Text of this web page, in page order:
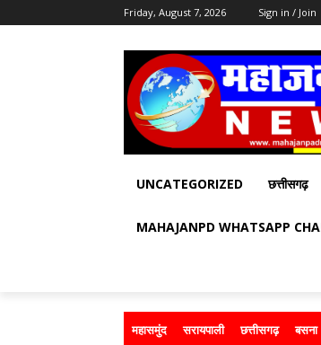
Friday, August 7, 2026 Sign in / Join
UNCATEGORIZED छत्तीसगढ़
MAHAJANPD WHATSAPP
महासमुंद सरायपाली छत्तीसगढ़ बसना